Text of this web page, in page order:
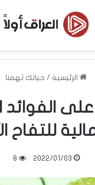
الرئيسية / حياتك تهمنا
الفوائد
للتفاح
2022/01/03
8